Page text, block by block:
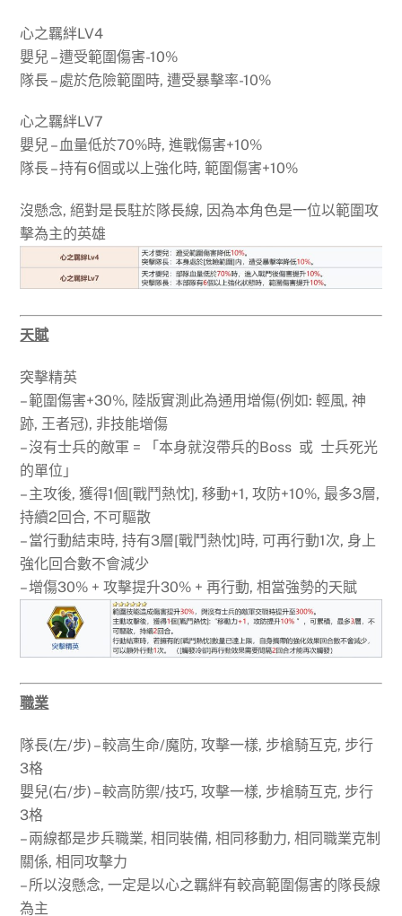
心之羈絆LV4
嬰兒 – 遭受範圍傷害-10%
隊長 – 處於危險範圍時, 遭受暴擊率-10%
心之羈絆LV7
嬰兒 – 血量低於70%時, 進戰傷害+10%
隊長 – 持有6個或以上強化時, 範圍傷害+10%
沒懸念, 絕對是長駐於隊長線, 因為本角色是一位以範圍攻
擊為主的英雄
天賦
突擊精英
– 範圍傷害+30%, 陸版實測此為通用增傷(例如: 輕風, 神
跡, 王者冠), 非技能增傷
– 沒有士兵的敵軍 = 「本身就沒帶兵的Boss 或 士兵死光
的單位」
– 主攻後, 獲得1個[戰鬥熱忱], 移動+1, 攻防+10%, 最多3層,
持續2回合, 不可驅散
– 當行動結束時, 持有3層[戰鬥熱忱]時, 可再行動1次, 身上
強化回合數不會減少
– 增傷30% + 攻擊提升30% + 再行動, 相當強勢的天賦
職業
隊長(左/步) – 較高生命/魔防, 攻擊一樣, 步槍騎互克, 步行
3格
嬰兒(右/步) – 較高防禦/技巧, 攻擊一樣, 步槍騎互克, 步行
3格
– 兩線都是步兵職業, 相同裝備, 相同移動力, 相同職業克制
關係, 相同攻擊力
– 所以沒懸念, 一定是以心之羈絆有較高範圍傷害的隊長線
為主